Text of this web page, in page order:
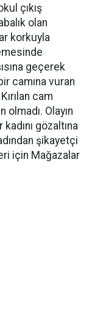
çıkış
olan
korkuyla
geçerek
camına vuran
cam
olmadı. Olayın
gözaltına
şikayetçi
için Mağazalar